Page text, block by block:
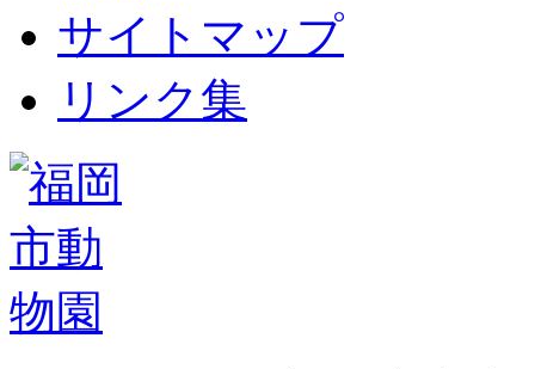
サイトマップ
リンク集